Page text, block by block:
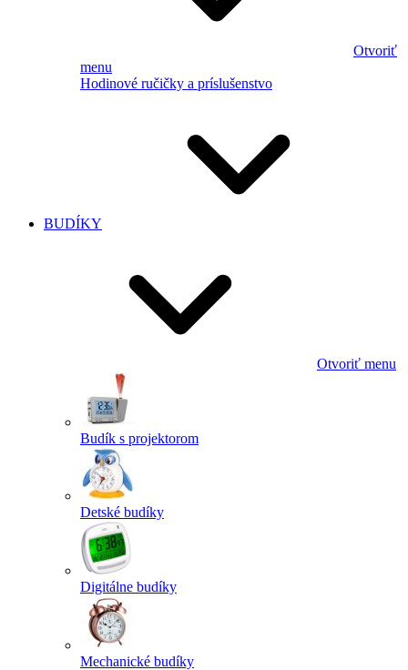
Otvoriť
menu
Hodinové ručičky a príslušenstvo
BUDÍKY
Otvoriť menu
Budík s projektorom
Detské budíky
Digitálne budíky
Mechanické budíky